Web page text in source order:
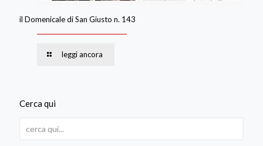
il Domenicale di San Giusto n. 143
leggi ancora
Cerca qui